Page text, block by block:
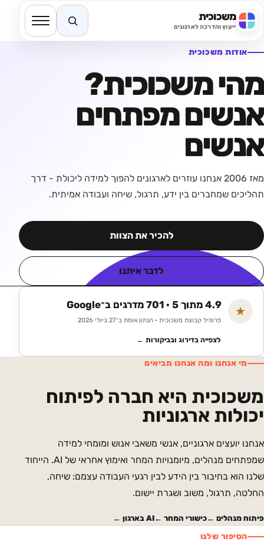
משכוכית
ייעוץ והדרכה לארגוניםחיפוש באתר
אודות משכוכית
מהי משכוכית?
אנשים מפתחים
אנשים
מאז 2006 אנחנו עוזרים לארגונים להפוך למידה ליכולת - דרך
תהליכים שמחברים בין ידע, תרגול, שיחה ועבודה אמיתית.
להכיר את הצוות
לדבר איתנו
★ 4.9 מתוך 5 · 701 מדרגים ב־Google
פרופיל קבוצת משכוכית · הנתון אומת ב־27 ביולי 2026
לצפייה בדירוג ובביקורות ←
מי אנחנו ומה אנחנו מביאים
משכוכית היא חברה לפיתוח
יכולות ארגוניות
אנחנו יועצים ארגוניים, אנשי משאבי אנוש ומומחי למידה
שמפתחים מנהלים, מיומנויות המחר ואימוץ אחראי של AI. הייחוד
שלנו הוא בחיבור בין הידע לבין רגעי העבודה עצמם: שיחה,
החלטה, תרגול, משוב ושגרת יישום.
פיתוח מנהלים ←כישורי המחר ←AI בארגון ←
הסיפור שלנו